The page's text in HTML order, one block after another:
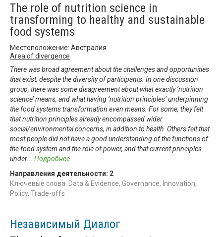
The role of nutrition science in
transforming to healthy and sustainable
food systems
Местоположение: Австралия
Area of divergence
There was broad agreement about the challenges and opportunities
that exist, despite the diversity of participants. In one discussion
group, there was some disagreement about what exactly ‘nutrition
science’ means, and what having ‘nutrition principles’ underpinning
the food systems transformation even means. For some, they felt
that nutrition principles already encompassed wider
social/environmental concerns, in addition to health. Others felt that
most people did not have a good understanding of the functions of
the food system and the role of power, and that current principles
under... Подробнее
Направления деятельности: 2
Ключевые слова: Data & Evidence, Governance, Innovation,
Policy, Trade-offs
Независимый Диалог